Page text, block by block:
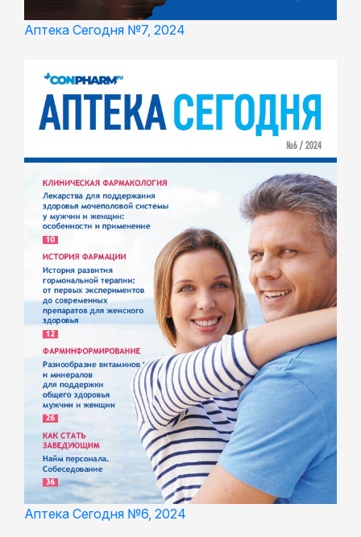
Аптека Сегодня №7, 2024
Аптека Сегодня №6, 2024